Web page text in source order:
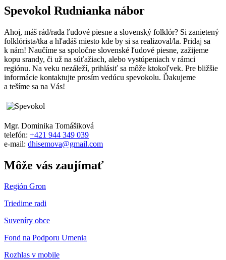
Spevokol Rudnianka nábor
Ahoj, máš rád/rada ľudové piesne a slovenský folklór? Si zanietený
folklórista/tka a hľadáš miesto kde by si sa realizoval/la. Pridaj sa
k nám! Naučíme sa spoločne slovenské ľudové piesne, zažijeme
kopu srandy, či už na súťažiach, alebo vystúpeniach v rámci
regiónu. Na veku nezáleží, prihlásiť sa môže ktokoľvek. Pre bližšie
informácie kontaktujte prosím vedúcu spevokolu. Ďakujeme
a tešíme sa na Vás!
Mgr. Dominika Tomášiková
telefón: +421 944 349 039
e-mail: dhisemova@gmail.com
Môže vás zaujímať
Región Gron
Triedime radi
Suveníry obce
Fond na Podporu Umenia
Rozhlas v mobile